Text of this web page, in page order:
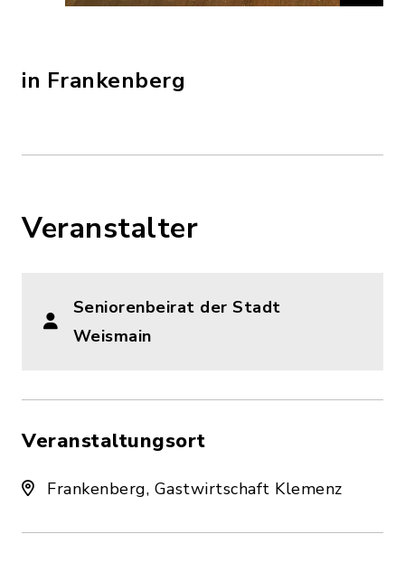
in Frankenberg
Veranstalter
Seniorenbeirat der Stadt
Weismain
Veranstaltungsort
Frankenberg, Gastwirtschaft Klemenz